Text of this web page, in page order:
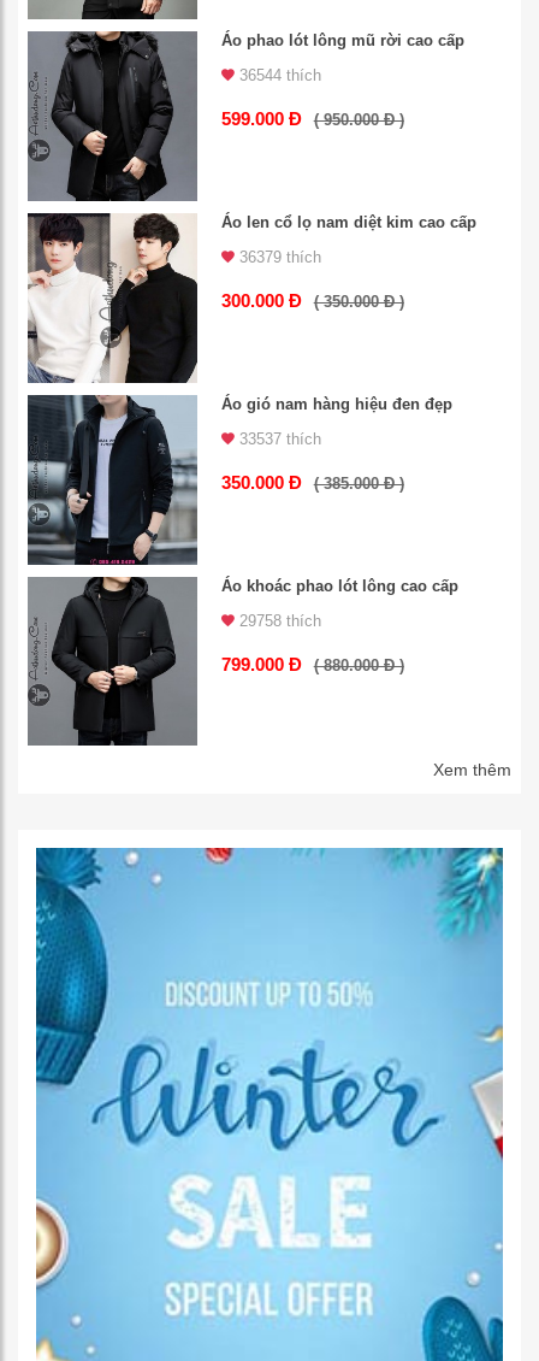
Áo phao lót lông mũ rời cao cấp
36544 thích
599.000 Đ ( 950.000 Đ )
Áo len cổ lọ nam diệt kim cao cấp
36379 thích
300.000 Đ ( 350.000 Đ )
Áo gió nam hàng hiệu đen đẹp
33537 thích
350.000 Đ ( 385.000 Đ )
Áo khoác phao lót lông cao cấp
29758 thích
799.000 Đ ( 880.000 Đ )
Xem thêm